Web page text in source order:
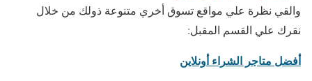
والقي نظرة علي مواقع تسوق أخري متنوعة ذولك من خلال
نقرك علي القسم المقبل:
أفضل متاجر الشراء أونلاين